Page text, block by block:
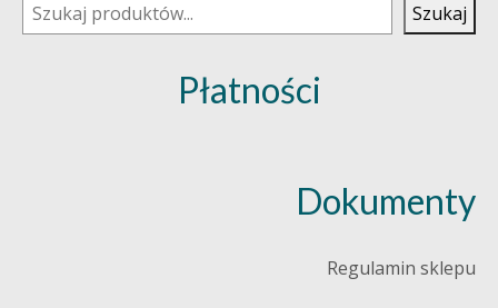
Szukaj
Płatności
Dokumenty
Regulamin sklepu